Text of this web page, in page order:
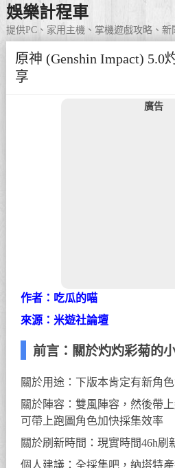
娛樂計程車
提供PC、家用主機、掌機遊戲攻略、新
原神 (Genshin Impact) 5.0
享
廣告
作者：吃瓜的喵
來源：米遊社論壇
前言：關於灼灼彩菊的
關於用途：下版本肯定有新角色
關於陣容：雙風陣容，然後帶
可帶上跑圖角色加快採集效率
關於刷新時間：現實時間46h刷
個人建議：全採集吧，納塔特